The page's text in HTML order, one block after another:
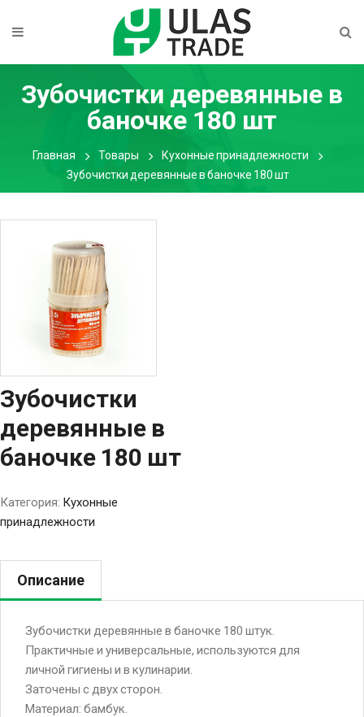
Зубочистки деревянные в
баночке 180 шт
Главная Товары
Кухонные принадлежности
Зубочистки деревянные в баночке 180 шт
Зубочистки
деревянные в
баночке 180 шт
Категория: Кухонные
принадлежности
Описание
Зубочистки деревянные в баночке 180 штук.
Практичные и универсальные, используются для
личной гигиены и в кулинарии.
Заточены с двух сторон.
Материал: бамбук.